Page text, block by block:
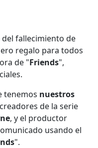
fallecimiento de
regalo para todos
de "Friends",
tenemos nuestros
de la serie
, y el productor
usando el
".